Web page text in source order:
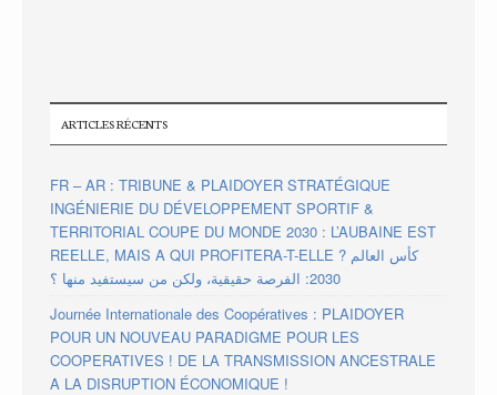
ARTICLES RÉCENTS
FR – AR : TRIBUNE & PLAIDOYER STRATÉGIQUE
INGÉNIERIE DU DÉVELOPPEMENT SPORTIF &
TERRITORIAL COUPE DU MONDE 2030 : L’AUBAINE EST
REELLE, MAIS A QUI PROFITERA-T-ELLE ? كأس العالم
2030: الفرصة حقيقية، ولكن من سيستفيد منها ؟
Journée Internationale des Coopératives : PLAIDOYER
POUR UN NOUVEAU PARADIGME POUR LES
COOPERATIVES ! DE LA TRANSMISSION ANCESTRALE
A LA DISRUPTION ÉCONOMIQUE !